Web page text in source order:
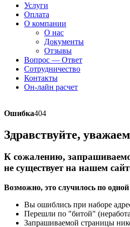
Услуги
Оплата
О компании
О нас
Документы
Отзывы
Вопрос — Ответ
Сотрудничество
Контакты
Он-лайн расчет
Ошибка404
Здравствуйте,
К сожалению,
не существует на нашем
Возможно, это случилось по
Вы ошиблись при наборе
Перешли по "битой"
Запрашиваемой страницы